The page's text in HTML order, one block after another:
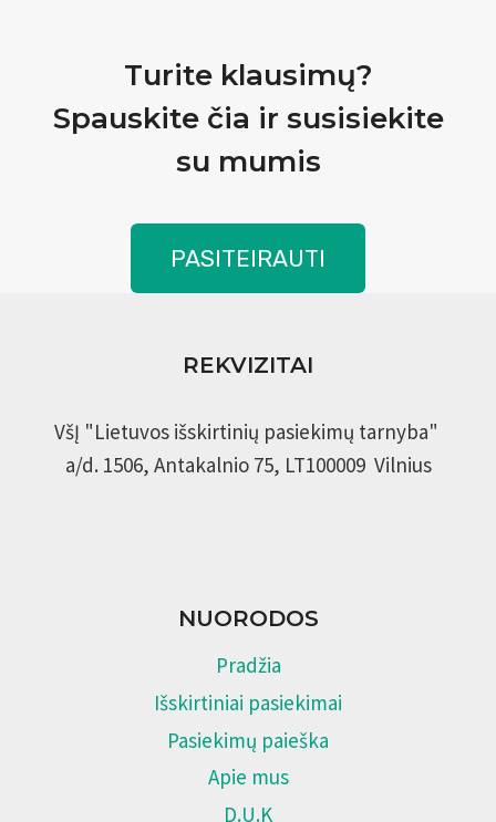
Turite klausimų?
Spauskite čia ir susisiekite
su mumis
PASITEIRAUTI
REKVIZITAI
VšĮ "Lietuvos išskirtinių pasiekimų tarnyba"
a/d. 1506, Antakalnio 75, LT100009 Vilnius
NUORODOS
Pradžia
Išskirtiniai pasiekimai
Pasiekimų paieška
Apie mus
D.U.K